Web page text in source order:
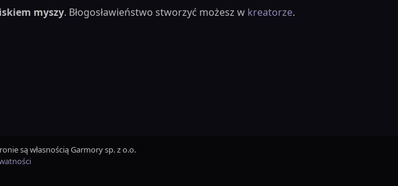
myszy. Błogosławieństwo stworzyć możesz w kreatorze.
są własnością Garmory sp. z o.o.